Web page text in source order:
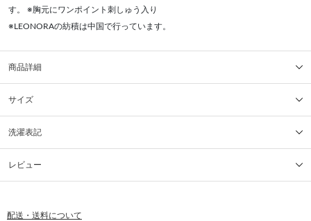
す。 ※胸元にワンポイント刺しゅう入り
※LEONORAの紡積は中国で行っています。
商品詳細
サイズ
洗濯表記
レビュー
配送・送料について